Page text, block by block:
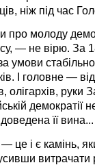
ніж під час
про молоду
— не вірю. За
умови
І головне —
олігархів, руки
демократії
її вина...
це і є камінь,
витрачати